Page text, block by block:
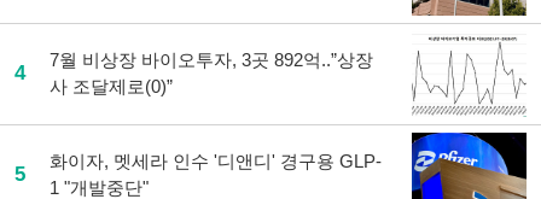
4
7월 비상장 바이오투자, 3곳 892억..”상장
사 조달제로(0)”
5
화이자, 멧세라 인수 '디앤디' 경구용 GLP-
1 "개발중단"